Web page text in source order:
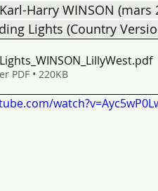
Harry WINSON (mars
Lights (Country
.pdf
PDF • 220KB